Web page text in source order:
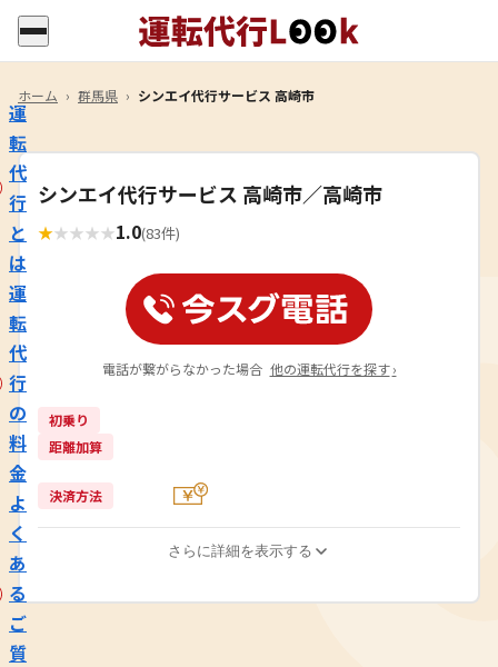
運
転
代
行
と
は
運
転
代
行
の
料
金
よ
く
あ
る
ご
質
ホーム › 群馬県 › シンエイ代行サービス 高崎市
シンエイ代行サービス 高崎市／高崎市
★★★★★1.0(83件)
電話が繋がらなかった場合 他の運転代行を探す ›
初乗り
距離加算
決済方法
さらに詳細を表示する